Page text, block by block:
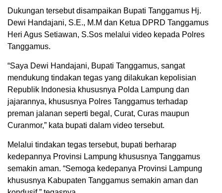
Dukungan tersebut disampaikan Bupati Tanggamus Hj.
Dewi Handajani, S.E., M.M dan Ketua DPRD Tanggamus
Heri Agus Setiawan, S.Sos melalui video kepada Polres
Tanggamus.
“Saya Dewi Handajani, Bupati Tanggamus, sangat
mendukung tindakan tegas yang dilakukan kepolisian
Republik Indonesia khususnya Polda Lampung dan
jajarannya, khususnya Polres Tanggamus terhadap
preman jalanan seperti begal, Curat, Curas maupun
Curanmor,” kata bupati dalam video tersebut.
Melalui tindakan tegas tersebut, bupati berharap
kedepannya Provinsi Lampung khususnya Tanggamus
semakin aman. “Semoga kedepanya Provinsi Lampung
khususnya Kabupaten Tanggamus semakin aman dan